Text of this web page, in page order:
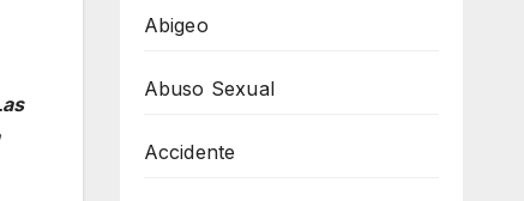
Abigeo
Abuso Sexual
Accidente